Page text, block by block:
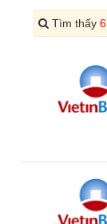
Tìm thấy 6